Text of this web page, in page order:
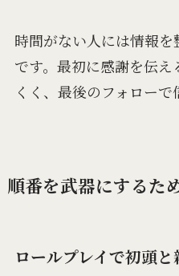
時間がない人には情報
です。最初に感謝を伝
くく、最後のフォローで
順番を武器にするた
ロールプレイで初頭と